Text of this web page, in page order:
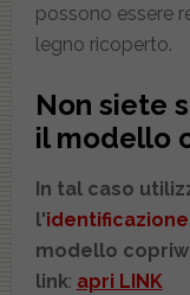
possono essere
legno ricoperto.
Non siete
il modello
In tal caso
l'identificazione
modello
link: apri LINK